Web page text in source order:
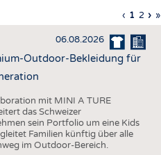
FAKTEN
STATISTICS
Seite
‹
Seite
1 Seite
2 › »
06.08.2026
Outdoor-Bekleidung für
mit MINI A TURE
das Schweizer
sein Portfolio um eine Kids
Familien künftig über alle
im Outdoor-Bereich.